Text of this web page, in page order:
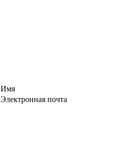
Имя
Электронная почта